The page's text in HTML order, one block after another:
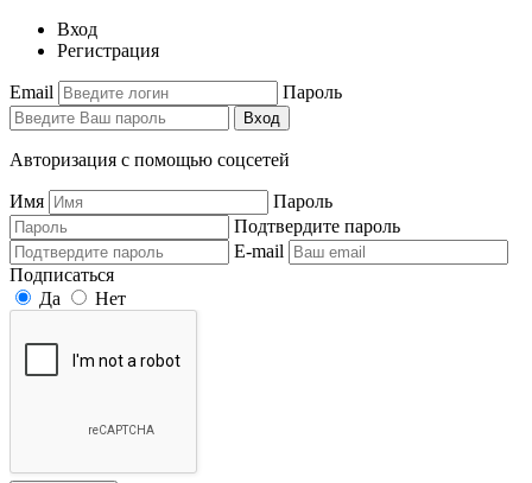
Вход
Регистрация
Email Пароль
Вход
Авторизация с помощью соцсетей
Имя
Пароль
Подтвердите пароль
E-mail
Подписаться
Да
Нет